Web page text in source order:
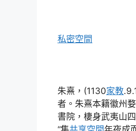
第五屆海峽
私密空間
朱熹，(1130家教
者。朱熹本籍徽州
書院，棲身武夷山